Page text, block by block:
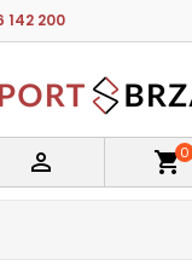
142 200
 shopping_cart0